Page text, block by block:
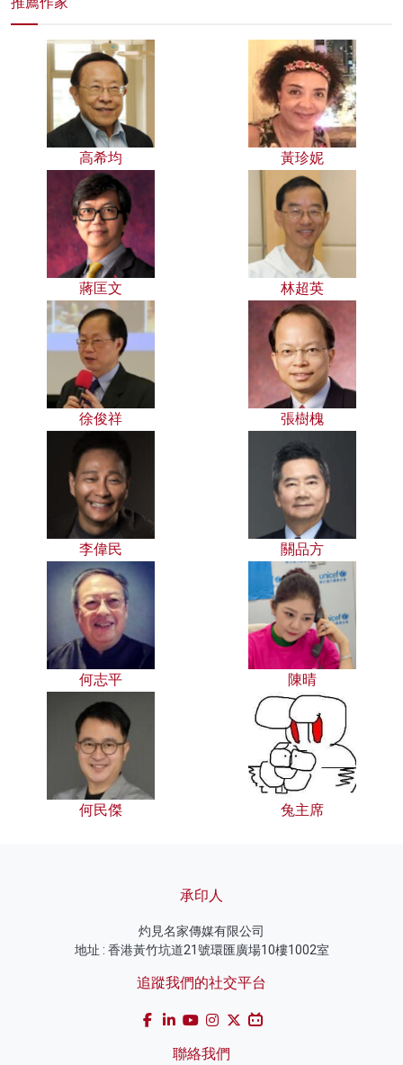
高希均 黃珍妮
蔣匡文 林超英
徐俊祥 張樹槐
李偉民 關品方
何志平 陳晴
何民傑 兔主席
承印人
灼見名家傳媒有限公司
地址 : 香港黃竹坑道21號環匯廣場10樓1002室
追蹤我們的社交平台
聯絡我們